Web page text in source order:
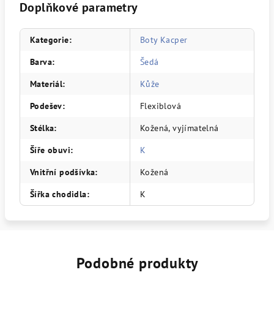
Doplňkové parametry
Kategorie:
Boty Kacper
Barva:
Šedá
Materiál:
Kůže
Podešev:
Flexiblová
Stélka:
Kožená, vyjímatelná
Šíře obuvi:
K
Vnitřní podšívka:
Kožená
Šířka chodidla: K
Podobné produkty